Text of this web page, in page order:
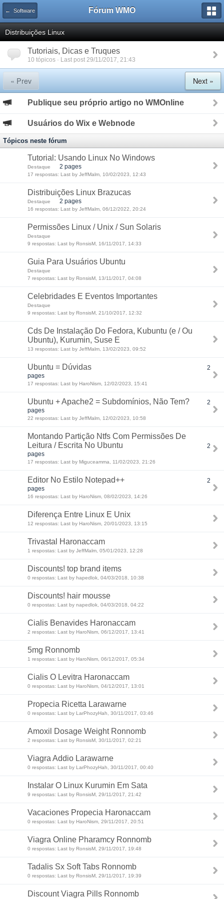
← Software Fórum WMO
Distribuições Linux
Tutoriais, Dicas e Truques
10 tópicos · Last post 29/11/2017, 21:43
« Prev Next »
Publique seu próprio artigo no WMOnline
Usuários do Wix e Webnode
Tópicos neste fórum
Tutorial: Usando Linux No Windows
Destaque 2 pages
17 respostas: Last by JeffMalm, 10/02/2023, 12:43
Distribuições Linux Brazucas
Destaque 2 pages
16 respostas: Last by JeffMalm, 06/12/2022, 20:24
Permissões Linux / Unix / Sun Solaris
Destaque
9 respostas: Last by RonsisM, 16/11/2017, 14:33
Guia Para Usuários Ubuntu
Destaque
7 respostas: Last by RonsisM, 13/11/2017, 04:08
Celebridades E Eventos Importantes
Destaque
9 respostas: Last by RonsisM, 21/10/2017, 12:32
Cds De Instalação Do Fedora, Kubuntu (e / Ou
Ubuntu), Kurumin, Suse E
13 respostas: Last by JeffMalm, 13/02/2023, 09:52
Ubuntu = Dúvidas
2
pages
17 respostas: Last by HaroNism, 12/02/2023, 15:41
Ubuntu + Apache2 = Subdomínios, Não Tem?
2
pages
22 respostas: Last by JeffMalm, 12/02/2023, 10:58
Montando Partição Ntfs Com Permissões De
Leitura / Escrita No Ubuntu
2
pages
17 respostas: Last by Miguceamma, 11/02/2023, 21:26
Editor No Estilo Notepad++
2
pages
16 respostas: Last by HaroNism, 08/02/2023, 14:26
Diferença Entre Linux E Unix
12 respostas: Last by HaroNism, 20/01/2023, 13:15
Trivastal Haronaccam
1 respostas: Last by JeffMalm, 05/01/2023, 12:28
Discounts! top brand items
0 respostas: Last by hapedlok, 04/03/2018, 10:38
Discounts! hair mousse
0 respostas: Last by napedlok, 04/03/2018, 04:22
Cialis Benavides Haronaccam
2 respostas: Last by HaroNism, 06/12/2017, 13:41
5mg Ronnomb
1 respostas: Last by HaroNism, 06/12/2017, 05:34
Cialis O Levitra Haronaccam
0 respostas: Last by HaroNism, 04/12/2017, 13:01
Propecia Ricetta Larawarne
0 respostas: Last by LarPhozyHah, 30/11/2017, 03:46
Amoxil Dosage Weight Ronnomb
2 respostas: Last by RonsisM, 30/11/2017, 02:21
Viagra Addio Larawarne
0 respostas: Last by LarPhozyHah, 30/11/2017, 00:40
Instalar O Linux Kurumin Em Sata
9 respostas: Last by RonsisM, 29/11/2017, 21:42
Vacaciones Propecia Haronaccam
0 respostas: Last by HaroNism, 29/11/2017, 20:51
Viagra Online Pharamcy Ronnomb
0 respostas: Last by RonsisM, 29/11/2017, 19:48
Tadalis Sx Soft Tabs Ronnomb
0 respostas: Last by RonsisM, 29/11/2017, 19:39
Discount Viagra Pills Ronnomb